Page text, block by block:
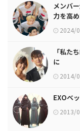
メンバ
力を高
2024/
「私た
に
2014/
EXOベ
2013/